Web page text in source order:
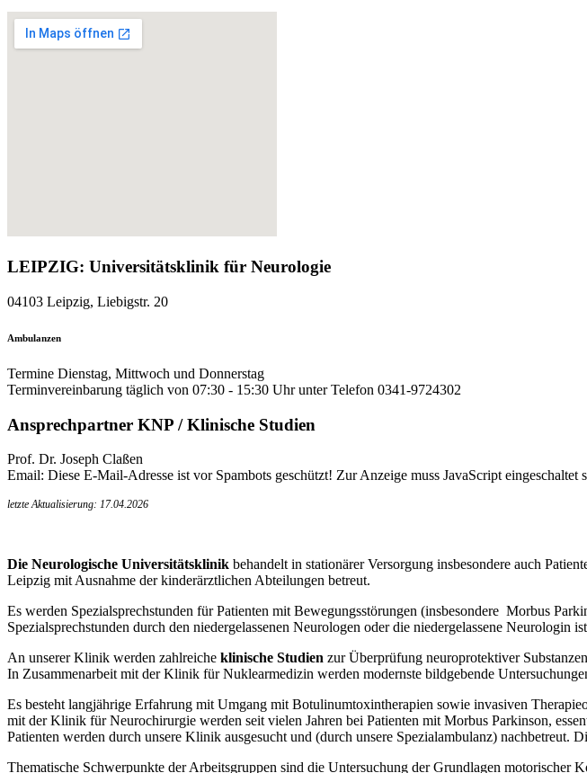
LEIPZIG: Universitätsklinik für Neurologie
04103 Leipzig, Liebigstr. 20
Ambulanzen
Termine Dienstag, Mittwoch und Donnerstag
Terminvereinbarung täglich von 07:30 - 15:30 Uhr unter Telefon 0341-9724302
Ansprechpartner KNP / Klinische Studien
Prof. Dr. Joseph Claßen
Email: Diese E-Mail-Adresse ist vor Spambots geschützt! Zur Anzeige muss JavaScript eingeschaltet
letzte Aktualisierung: 17.04.2026
Die Neurologische Universitätsklinik behandelt in stationärer Versorgung insbesondere auch
Leipzig mit Ausnahme der kinderärztlichen Abteilungen betreut.
Es werden Spezialsprechstunden für Patienten mit Bewegungsstörungen (insbesondere Morbus
Spezialsprechstunden durch den niedergelassenen Neurologen oder die niedergelassene Neurologin
An unserer Klinik werden zahlreiche klinische Studien zur Überprüfung neuroprotektiver
In Zusammenarbeit mit der Klinik für Nuklearmedizin werden modernste bildgebende
Es besteht langjährige Erfahrung mit Umgang mit Botulinumtoxintherapien sowie invasiven
mit der Klinik für Neurochirurgie werden seit vielen Jahren bei Patienten mit Morbus Parkinson,
Patienten werden durch unsere Klinik ausgesucht und (durch unsere Spezialambulanz) nachbetreut.
Thematische Schwerpunkte der Arbeitsgruppen sind die Untersuchung der Grundlagen